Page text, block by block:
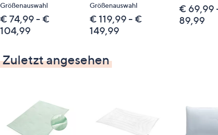
Qualitätshinweise
STANDARD 100 by OEKO-TEX®
Größenauswahl
€ 74,99 - €
104,99
Größenauswahl
€ 119,99 - €
149,99
€ 69,99
89,99
Zuletzt angesehen